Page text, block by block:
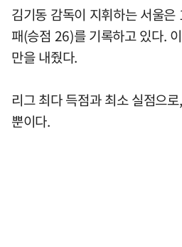
김기동 감독이 지휘하는 서울
패(승점 26)를 기록하고 있다.
만을 내줬다.
리그 최다 득점과 최소 실점으
뿐이다.